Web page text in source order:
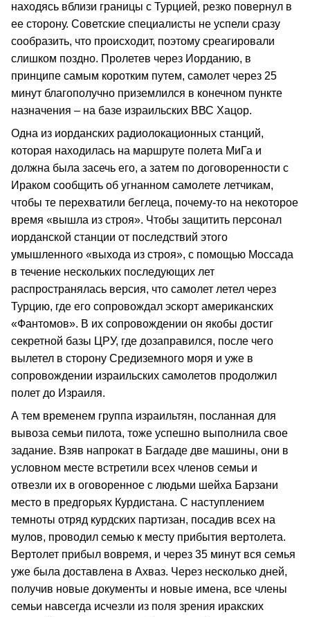
находясь вблизи границы с Турцией, резко повернул в
ее сторону. Советские специалисты не успели сразу
сообразить, что происходит, поэтому среагировали
слишком поздно. Пролетев через Иорданию, в
принципе самым коротким путем, самолет через 25
минут благополучно приземлился в конечном пункте
назначения – на базе израильских ВВС Хацор.
Одна из иорданских радиолокационных станций,
которая находилась на маршруте полета МиГа и
должна была засечь его, а затем по договоренности с
Ираком сообщить об угнанном самолете летчикам,
чтобы те перехватили беглеца, почему-то на некоторое
время «вышла из строя». Чтобы защитить персонал
иорданской станции от последствий этого
умышленного «выхода из строя», с помощью Моссада
в течение нескольких последующих лет
распространялась версия, что самолет летел через
Турцию, где его сопровождал эскорт американских
«Фантомов». В их сопровождении он якобы достиг
секретной базы ЦРУ, где дозаправился, после чего
вылетел в сторону Средиземного моря и уже в
сопровождении израильских самолетов продолжил
полет до Израиля.
А тем временем группа израильтян, посланная для
вывоза семьи пилота, тоже успешно выполнила свое
задание. Взяв напрокат в Багдаде две машины, они в
условном месте встретили всех членов семьи и
отвезли их в оговоренное с людьми шейха Барзани
место в предгорьях Курдистана. С наступлением
темноты отряд курдских партизан, посадив всех на
мулов, проводил семью к месту прибытия вертолета.
Вертолет прибыл вовремя, и через 35 минут вся семья
уже была доставлена в Ахваз. Через несколько дней,
получив новые документы и новые имена, все члены
семьи навсегда исчезли из поля зрения иракских